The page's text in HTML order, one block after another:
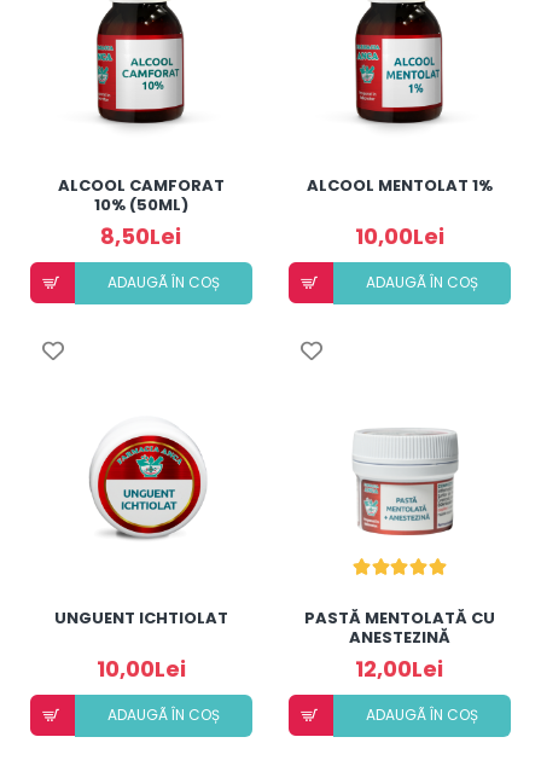
ALCOOL CAMFORAT
10% (50ML)
8,50Lei
ADAUGÃ ÎN COȘ
ALCOOL MENTOLAT 1%
10,00Lei
ADAUGÃ ÎN COȘ
UNGUENT ICHTIOLAT
10,00Lei
ADAUGÃ ÎN COȘ
PASTĂ MENTOLATĂ CU
ANESTEZINĂ
12,00Lei
ADAUGÃ ÎN COȘ